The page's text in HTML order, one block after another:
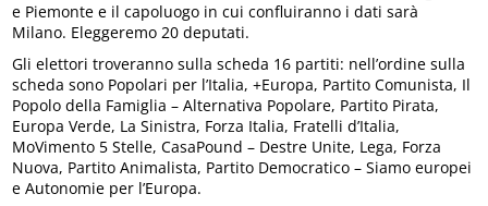
e Piemonte e il capoluogo in cui confluiranno i dati sarà
Milano. Eleggeremo 20 deputati.
Gli elettori troveranno sulla scheda 16 partiti: nell’ordine sulla
scheda sono Popolari per l’Italia, +Europa, Partito Comunista, Il
Popolo della Famiglia – Alternativa Popolare, Partito Pirata,
Europa Verde, La Sinistra, Forza Italia, Fratelli d’Italia,
MoVimento 5 Stelle, CasaPound – Destre Unite, Lega, Forza
Nuova, Partito Animalista, Partito Democratico – Siamo europei
e Autonomie per l’Europa.